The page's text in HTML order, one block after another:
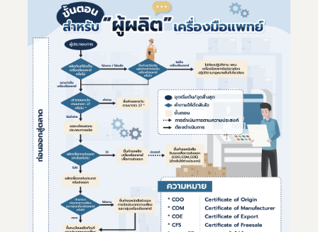
Subscribe
เลือกหัวข้อที่ท่านต้องการ Subscribe
ข่าวประชาสัมพันธ์ทั่วไป